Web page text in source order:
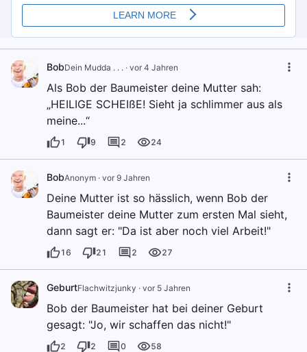
BobDein Mudda . . . · vor 4 Jahren
Als Bob der Baumeister deine Mutter sah:
„HEILIGE SCHEIßE! Sieht ja schlimmer aus als
meine...“
1 9 2 24
BobAnonym · vor 9 Jahren
Deine Mutter ist so hässlich, wenn Bob der
Baumeister deine Mutter zum ersten Mal sieht,
dann sagt er: "Da ist aber noch viel Arbeit!"
16 21 2 27
GeburtFlachwitzjunky · vor 5 Jahren
Bob der Baumeister hat bei deiner Geburt
gesagt: "Jo, wir schaffen das nicht!"
2 2 0 58